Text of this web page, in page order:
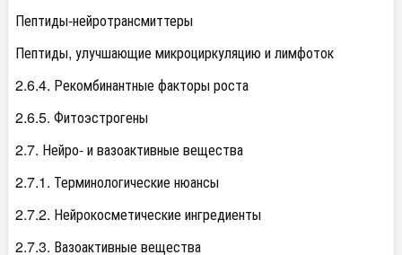
Пептиды-нейротрансмиттеры
Пептиды, улучшающие микроциркуляцию и лимфоток
2.6.4. Рекомбинантные факторы роста
2.6.5. Фитоэстрогены
2.7. Нейро- и вазоактивные вещества
2.7.1. Терминологические нюансы
2.7.2. Нейрокосметические ингредиенты
2.7.3. Вазоактивные вещества